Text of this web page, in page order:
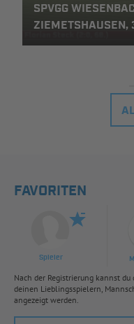
SPVGG
ZIEMETSHAUSEN,
FAVORITEN
Spieler
Nach der Registrierung kannst
deinen Lieblingsspielern,
angezeigt werden.